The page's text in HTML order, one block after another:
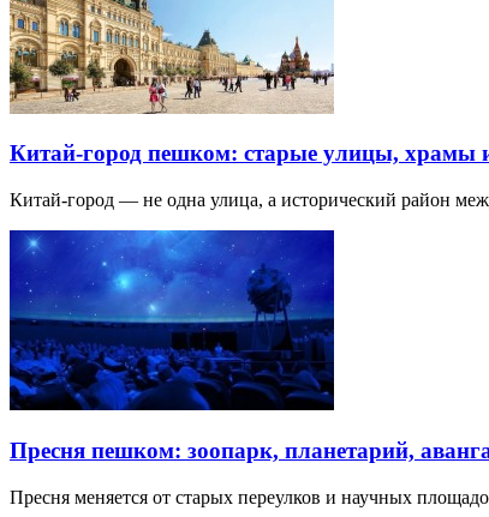
Китай-город пешком: старые улицы, храмы
Китай-город — не одна улица, а исторический район
Пресня пешком: зоопарк, планетарий,
Пресня меняется от старых переулков и научных